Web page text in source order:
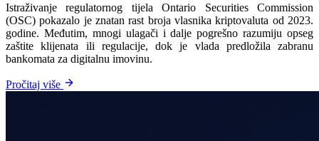
Istraživanje regulatornog tijela Ontario Securities Commission
(OSC) pokazalo je znatan rast broja vlasnika kriptovaluta od 2023.
godine. Međutim, mnogi ulagači i dalje pogrešno razumiju opseg
zaštite klijenata ili regulacije, dok je vlada predložila zabranu
bankomata za digitalnu imovinu.
Pročitaj više